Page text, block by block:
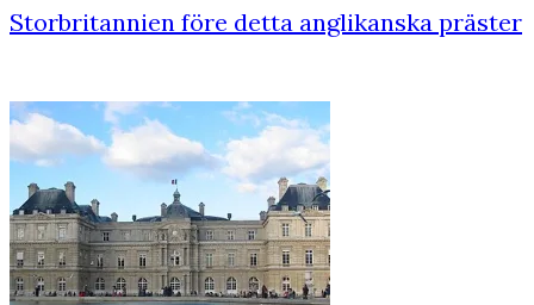
Storbritannien före detta anglikanska präster